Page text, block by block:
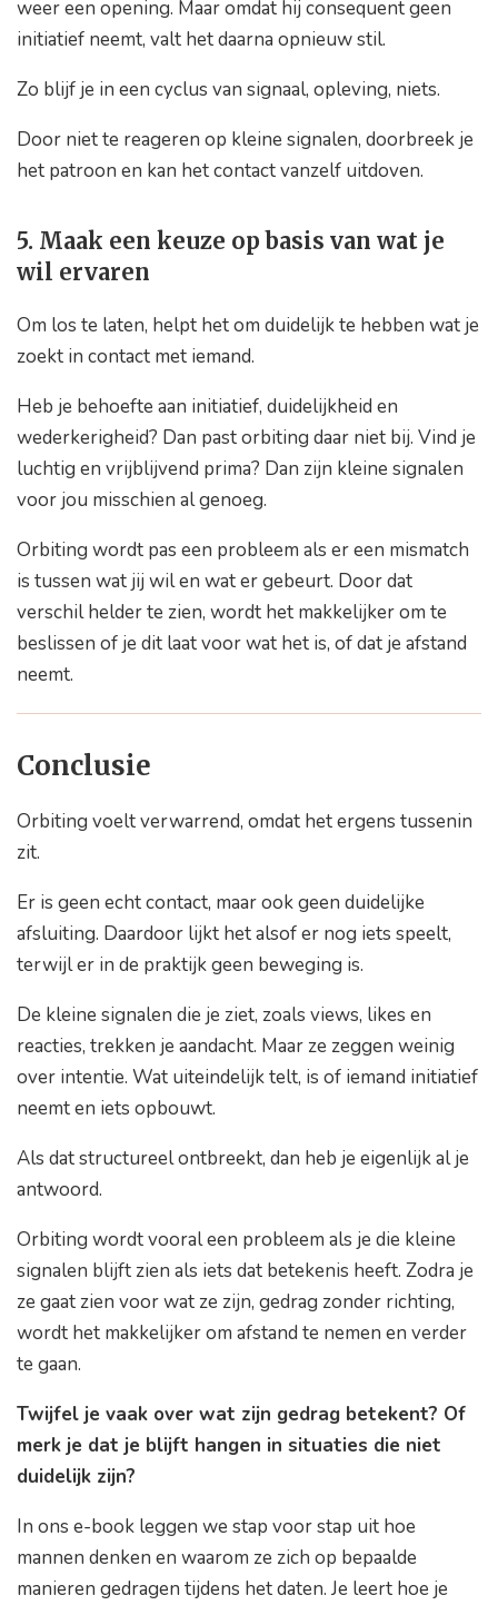
weer een opening. Maar omdat hij consequent geen
initiatief neemt, valt het daarna opnieuw stil.
Zo blijf je in een cyclus van signaal, opleving, niets.
Door niet te reageren op kleine signalen, doorbreek je
het patroon en kan het contact vanzelf uitdoven.
5. Maak een keuze op basis van wat je
wil ervaren
Om los te laten, helpt het om duidelijk te hebben wat je
zoekt in contact met iemand.
Heb je behoefte aan initiatief, duidelijkheid en
wederkerigheid? Dan past orbiting daar niet bij. Vind je
luchtig en vrijblijvend prima? Dan zijn kleine signalen
voor jou misschien al genoeg.
Orbiting wordt pas een probleem als er een mismatch
is tussen wat jij wil en wat er gebeurt. Door dat
verschil helder te zien, wordt het makkelijker om te
beslissen of je dit laat voor wat het is, of dat je afstand
neemt.
Conclusie
Orbiting voelt verwarrend, omdat het ergens tussenin
zit.
Er is geen echt contact, maar ook geen duidelijke
afsluiting. Daardoor lijkt het alsof er nog iets speelt,
terwijl er in de praktijk geen beweging is.
De kleine signalen die je ziet, zoals views, likes en
reacties, trekken je aandacht. Maar ze zeggen weinig
over intentie. Wat uiteindelijk telt, is of iemand initiatief
neemt en iets opbouwt.
Als dat structureel ontbreekt, dan heb je eigenlijk al je
antwoord.
Orbiting wordt vooral een probleem als je die kleine
signalen blijft zien als iets dat betekenis heeft. Zodra je
ze gaat zien voor wat ze zijn, gedrag zonder richting,
wordt het makkelijker om afstand te nemen en verder
te gaan.
Twijfel je vaak over wat zijn gedrag betekent? Of
merk je dat je blijft hangen in situaties die niet
duidelijk zijn?
In ons e-book leggen we stap voor stap uit hoe
mannen denken en waarom ze zich op bepaalde
manieren gedragen tijdens het daten. Je leert hoe je